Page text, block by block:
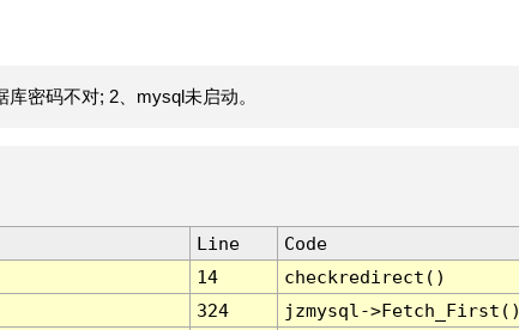
密码不对; 2、mysql未启动。
Line
Code
14
checkredirect()
324
jzmysql-